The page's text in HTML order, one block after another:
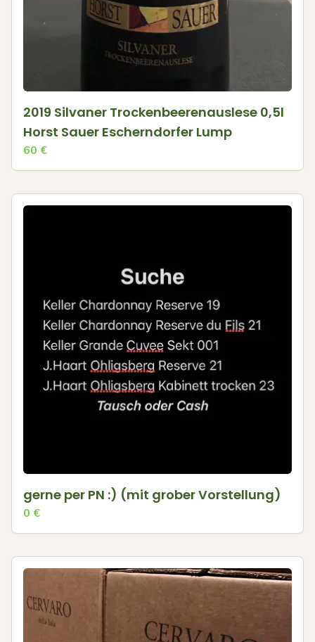
2019 Silvaner Trockenbeerenauslese 0,5l
Horst Sauer Escherndorfer Lump
60 €
gerne per PN :) (mit grober Vorstellung)
0 €